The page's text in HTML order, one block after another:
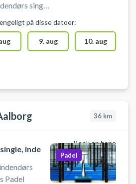
loftet hos
padelcenter
Aalborg.
booking af
Match
er nemt
fortsat gratis
på disse datoer:
9. aug 10. aug
36 km
Book en bane
inde
Padel
Padel